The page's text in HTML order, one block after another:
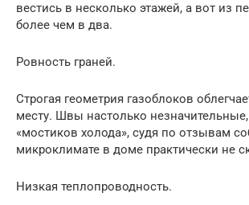
вестись в несколько этажей, а вот из
более чем в два.
Ровность граней.
Строгая геометрия газоблоков
месту. Швы настолько
«мостиков холода», судя по отзывам
микроклимате в доме практически не
Низкая теплопроводность.